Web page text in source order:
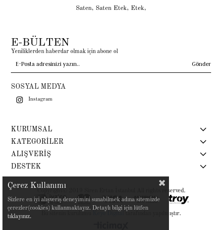
Saten, Saten Etek, Etek,
E-BÜLTEN
Yeniliklerden haberdar olmak için abone ol
Gönder
SOSYAL MEDYA
Instagram
KURUMSAL
KATEGORİLER
ALIŞVERİŞ
DESTEK
Copyright© 2019 Siren Ertan İstanbul All rights reserved.
tarafından yapılmıştır.
Çerez Kullanımı
Sizlere en iyi alışveriş deneyimini sunabilmek adına sitemizde
çerezler(cookies) kullanmaktayız. Detaylı bilgi için lütfen
tıklayınız.